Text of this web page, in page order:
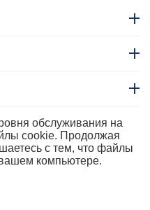
обслуживания на
cookie. Продолжая
с тем, что файлы
компьютере.